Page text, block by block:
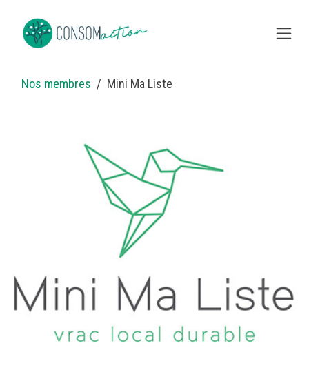
Nos membres Mini Ma Liste